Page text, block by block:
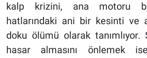
kalp krizini, ana motoru
hatlarındaki ani bir kesinti ve
doku ölümü olarak tanımlıyor.
hasar almasını önlemek